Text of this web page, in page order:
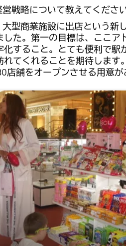
戦略について教えてください
型商業施設に出店という新
た。第一の目標は、ここア
すること。とても便利で駅
てくれることを期待します
舗をオープンさせる用意が